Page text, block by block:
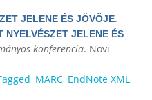
JELENE ÉS JÖVÕJE.
JELENE ÉS
konferencia. Novi
MARC EndNote XML